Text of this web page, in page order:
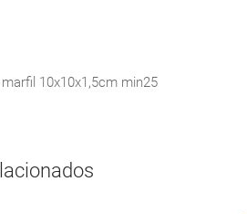
10x10x1,5cm min25